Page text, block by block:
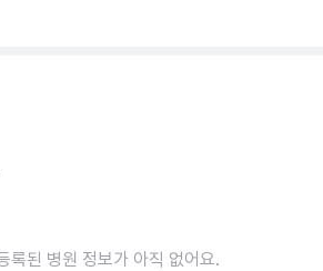
록된 병원 정보가 아직 없어요.